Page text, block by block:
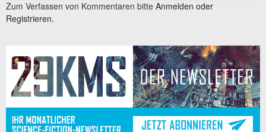
Zum Verfassen von Kommentaren bitte Anmelden oder
Registrieren.